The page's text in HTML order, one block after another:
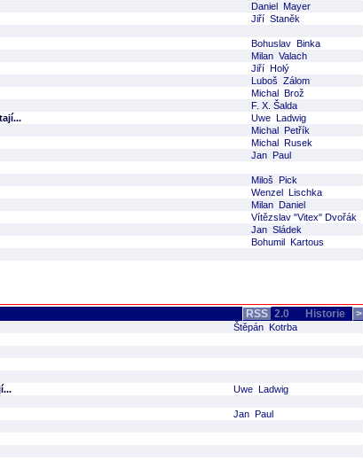
Daniel Mayer
Jiří Staněk
Bohuslav Binka
Milan Valach
Jiří Holý
Luboš Zálom
Michal Brož
F. X. Šalda
Uwe Ladwig
Michal Petřík
Michal Rusek
Jan Paul
Miloš Pick
Wenzel Lischka
Milan Daniel
Vítězslav "Vitex" Dvořák
Jan Sládek
Bohumil Kartous
RSS 2.0 Historie >
Štěpán Kotrba
Uwe Ladwig
Jan Paul